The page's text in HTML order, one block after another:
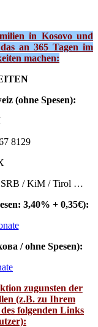
in Kosovo und
an 365 Tagen im
machen:
(ohne Spesen):
8129
SRB / KiM / Tirol …
3,40% + 0,35€):
/ ohne Spesen):
zugunsten der
(z.B. zu Ihrem
folgenden Links